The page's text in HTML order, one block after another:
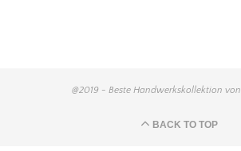
@2019 - Beste Handwerkskollektion von
BACK TO TOP